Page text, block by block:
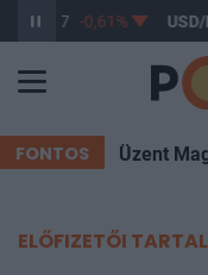
363,17 -0,61% USD/
FONTOS
ELŐFIZETŐI